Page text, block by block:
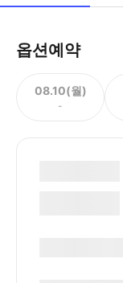
옵션예약
08.10(월)
-